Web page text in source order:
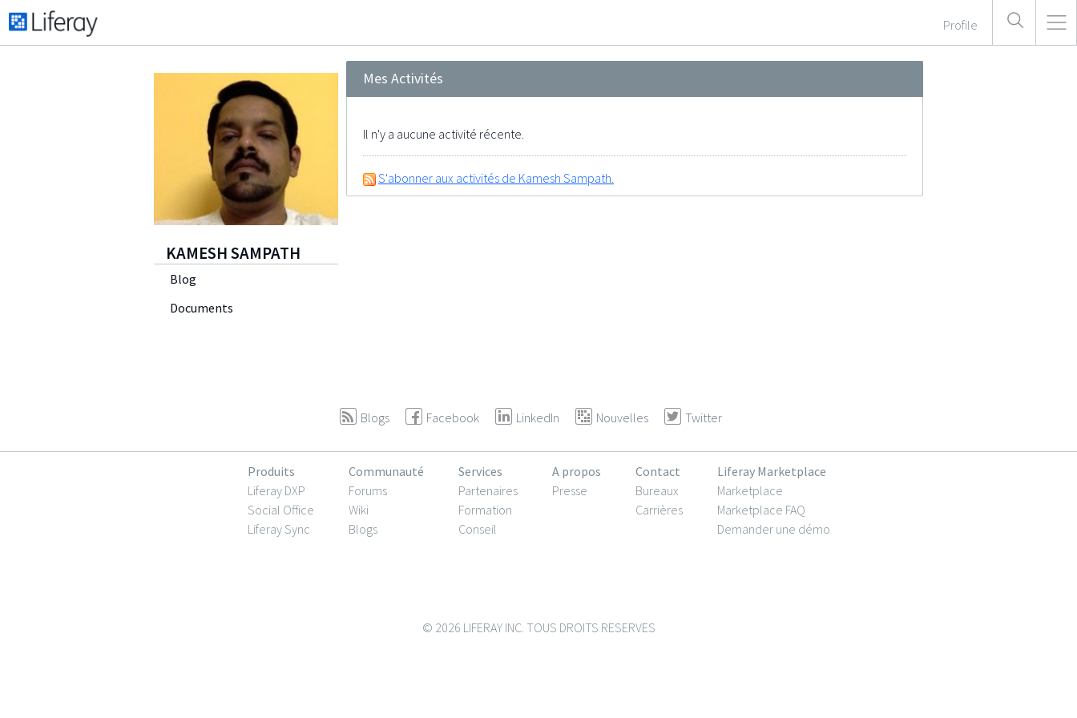
Profile
KAMESH SAMPATH
Blog
Documents
Mes Activités
Il n'y a aucune activité récente.
S'abonner aux activités de Kamesh Sampath.
Blogs Facebook LinkedIn Nouvelles Twitter
Produits
Liferay DXP
Social Office
Liferay Sync
Communauté
Forums
Wiki
Blogs
Services
Partenaires
Formation
Conseil
A propos
Presse
Contact
Bureaux
Carrières
Liferay Marketplace
Marketplace
Marketplace FAQ
Demander une démo
© 2026 LIFERAY INC. TOUS DROITS RESERVES